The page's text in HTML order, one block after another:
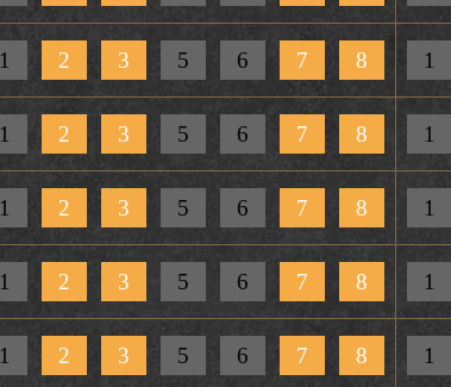
1 2 3 5 6 7 8 1
1 2 3 5 6 7 8 1
1 2 3 5 6 7 8 1
1 2 3 5 6 7 8 1
1 2 3 5 6 7 8 1